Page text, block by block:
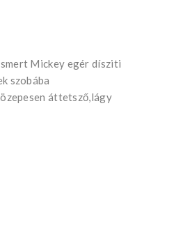
Mickey egér dísziti
szobába
áttetsző,lágy